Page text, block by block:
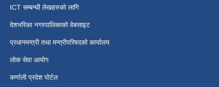
ICT सम्बन्धी लेखहरुको लागि
देशभरिका नगरपालिकाको वेबसाइट
प्रधानमन्त्री तथा मन्त्रीपरिषदको कार्यालय
लोक सेवा आयोग
कर्णाली प्रदेश पोर्टल